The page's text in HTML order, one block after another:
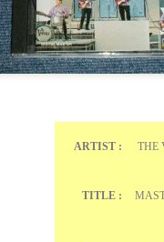
ARTIST : THE
TITLE :